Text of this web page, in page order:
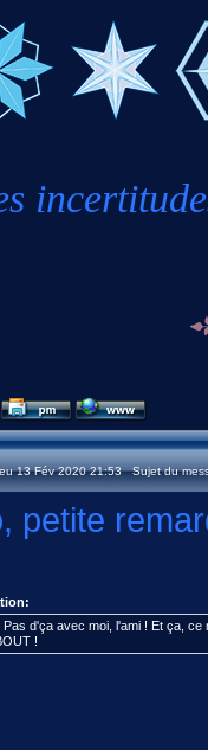
13 Fév 2020 21:53 Sujet du
petite
Pas d'ça avec moi, l'ami ! Et ça,
!